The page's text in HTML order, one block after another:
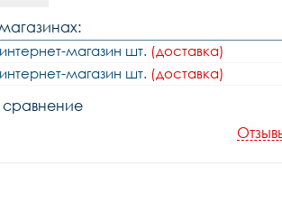
магазин шт. (доставка)
магазин шт. (доставка)
сравнение